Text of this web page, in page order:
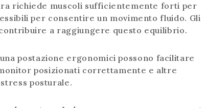
richiede muscoli sufficientemente forti per
per consentire un movimento fluido. Gli
a raggiungere questo equilibrio.
postazione ergonomici possono facilitare
posizionati correttamente e altre
posturale.